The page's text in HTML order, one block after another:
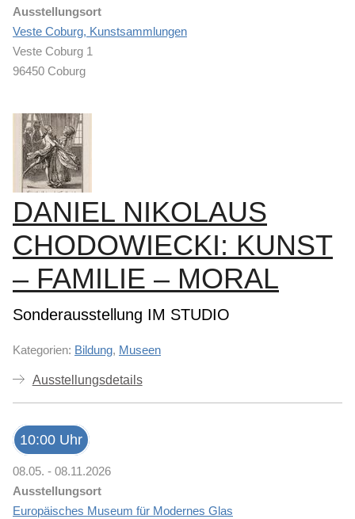
Ausstellungsort
Veste Coburg, Kunstsammlungen
Veste Coburg 1
96450 Coburg
DANIEL NIKOLAUS
CHODOWIECKI: KUNST
– FAMILIE – MORAL
Sonderausstellung IM STUDIO
Kategorien: Bildung, Museen
Ausstellungsdetails
10:00 Uhr
08.05. - 08.11.2026
Ausstellungsort
Europäisches Museum für Modernes Glas